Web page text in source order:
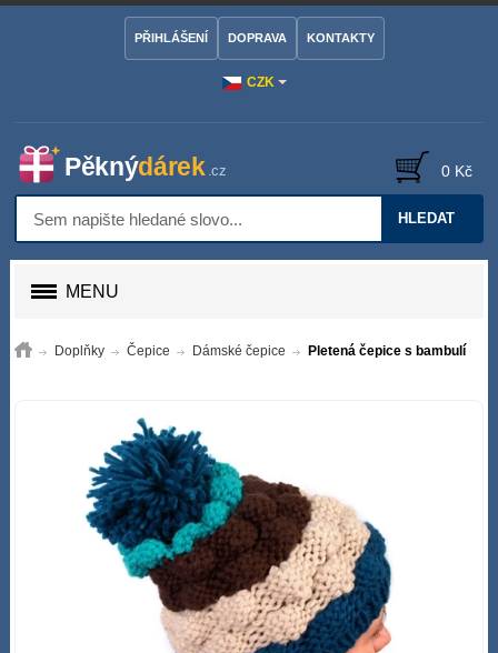
CZK
PŘIHLÁŠENÍ DOPRAVA KONTAKTY
HLEDAT
0 Kč
MENU
Doplňky Čepice Dámské čepice Pletená čepice s bambulí